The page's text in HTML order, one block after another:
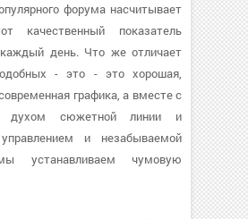
форума насчитывает
качественный показатель
каждый день. Что же отличает
- это - это хорошая,
графика, а вместе с
духом сюжетной линии и
и незабываемой
устанавливаем чумовую